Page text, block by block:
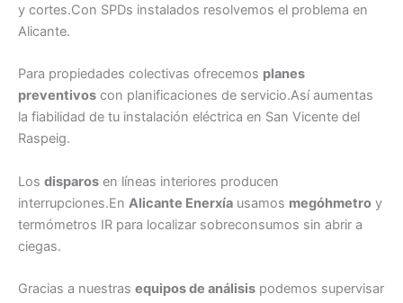
y cortes.Con SPDs instalados resolvemos el problema en
Alicante.
Para propiedades colectivas ofrecemos planes
preventivos con planificaciones de servicio.Así aumentas
la fiabilidad de tu instalación eléctrica en San Vicente del
Raspeig.
Los disparos en líneas interiores producen
interrupciones.En Alicante Enerxía usamos megóhmetro y
termómetros IR para localizar sobreconsumos sin abrir a
ciegas.
Gracias a nuestras equipos de análisis podemos supervisar